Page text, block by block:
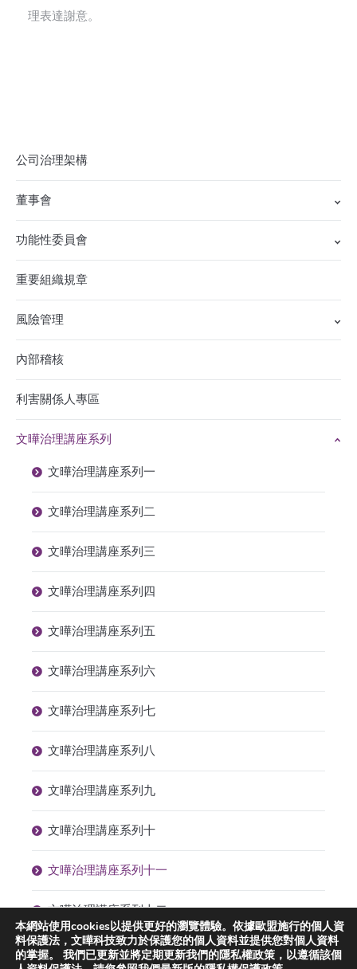
理表達謝意。
公司治理架構
董事會
功能性委員會
重要組織規章
風險管理
內部稽核
利害關係人專區
文曄治理講座系列
文曄治理講座系列一
文曄治理講座系列二
文曄治理講座系列三
文曄治理講座系列四
文曄治理講座系列五
文曄治理講座系列六
文曄治理講座系列七
文曄治理講座系列八
文曄治理講座系列九
文曄治理講座系列十
文曄治理講座系列十一
文曄治理講座系列十二
本網站使用cookies以提供更好的瀏覽體驗。依據歐盟施行的個人資
料保護法，文曄科技致力於保護您的個人資料並提供您對個人資料
的掌握。 我們已更新並將定期更新我們的隱私權政策，以遵循該個